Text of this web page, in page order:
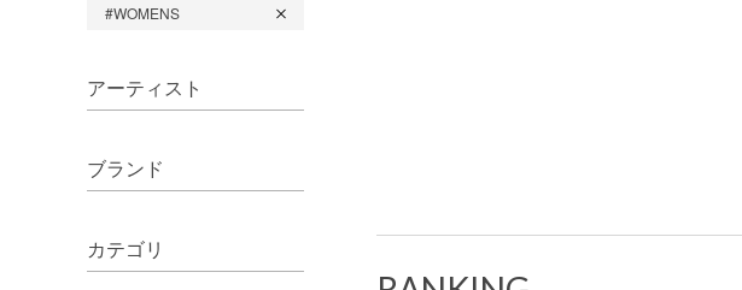
#WOMENS
アーティスト
ブランド
カテゴリ